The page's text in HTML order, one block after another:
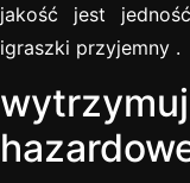
jakość jest
igraszki przyjemny .